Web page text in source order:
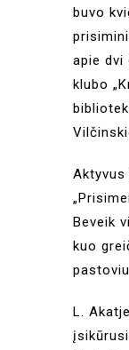
buvo
apie dvi
klubo
Beveik
kuo
L.